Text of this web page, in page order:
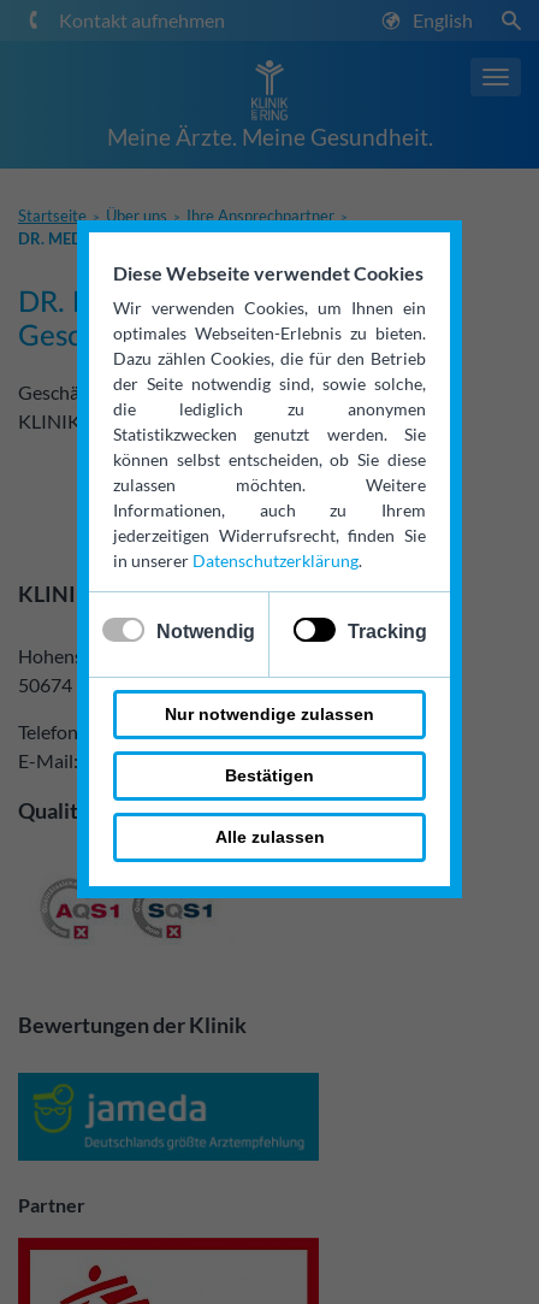
Diese Webseite verwendet Cookies
Wir verwenden Cookies, um Ihnen ein
optimales Webseiten-Erlebnis zu bieten.
Dazu zählen Cookies, die für den Betrieb
der Seite notwendig sind, sowie solche,
die lediglich zu anonymen
Statistikzwecken genutzt werden. Sie
können selbst entscheiden, ob Sie diese
zulassen möchten. Weitere
Informationen, auch zu Ihrem
jederzeitigen Widerrufsrecht, finden Sie
in unserer Datenschutzerklärung.
✓ Notwendig x Tracking
Nur notwendige zulassen
Bestätigen
Alle zulassen
Kontakt aufnehmen English
Meine Ärzte. Meine Gesundheit.
Startseite > Über uns > Ihre Ansprechpartner >
DR. MED. STEPHAN NEUBAUER
DR. MED. STEPHAN NEUBAUER,
Geschäftsführer
Geschäftsführer
KLINIK am RING, Köln
KLINIK am RING
Hohenstaufenring 28
50674 Köln
Telefon:
0221 9 24 24 100
E-Mail:
info@klinik-am-ring.de
Qualitätssiegel
Bewertungen der Klinik
Partner